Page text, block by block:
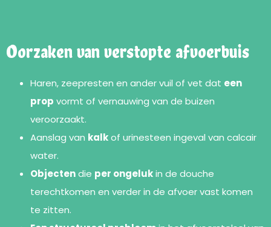
Oorzaken van verstopte afvoerbuis
Haren, zeepresten en ander vuil of vet dat een
prop vormt of vernauwing van de buizen
veroorzaakt.
Aanslag van kalkof urinesteen ingeval van calcair
water.
Objectendie per ongelukin de douche
terechtkomen en verder in de afvoer vast komen
te zitten.